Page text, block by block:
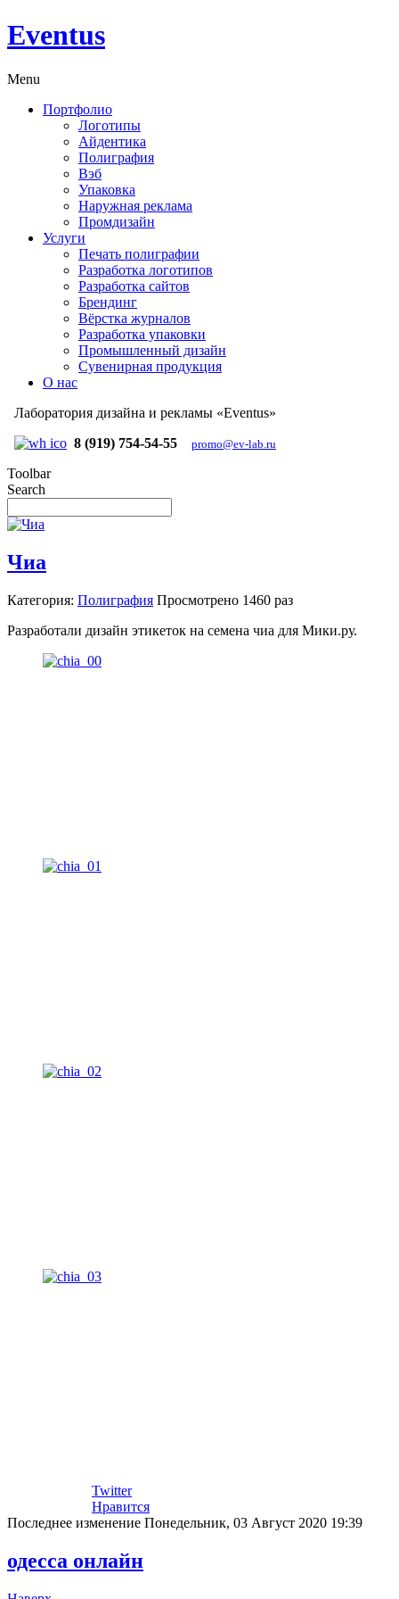
Eventus
Menu
Портфолио
Логотипы
Айдентика
Полиграфия
Вэб
Упаковка
Наружная реклама
Промдизайн
Услуги
Печать полиграфии
Разработка логотипов
Разработка сайтов
Брендинг
Вёрстка журналов
Разработка упаковки
Промышленный дизайн
Сувенирная продукция
О нас
Лаборатория дизайна и рекламы «Eventus»
8 (919) 754-54-55
promo@ev-lab.ru
Toolbar
Search
Чиа
Категория: Полиграфия Просмотрено 1460 раз
Разработали дизайн этикеток на семена чиа для Мики.ру.
Twitter
Нравится
Последнее изменение Понедельник, 03 Август 2020 19:39
одесса онлайн